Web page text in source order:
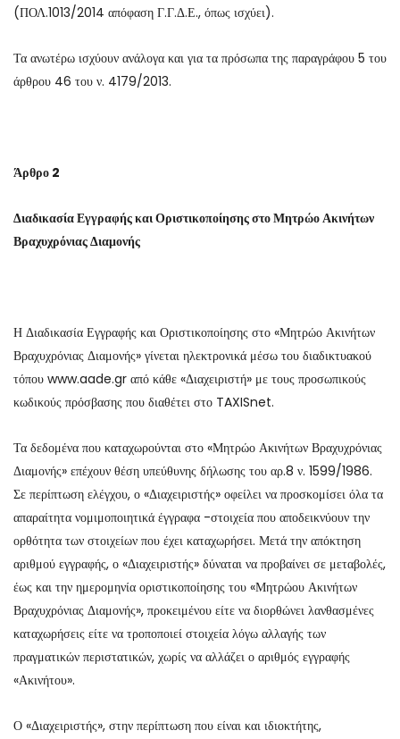
(ΠΟΛ.1013/2014 απόφαση Γ.Γ.Δ.Ε., όπως ισχύει).
Τα ανωτέρω ισχύουν ανάλογα και για τα πρόσωπα της παραγράφου 5 του
άρθρου 46 του ν. 4179/2013.
Άρθρο 2
Διαδικασία Εγγραφής και Οριστικοποίησης στο Μητρώο Ακινήτων
Βραχυχρόνιας Διαμονής
Η Διαδικασία Εγγραφής και Οριστικοποίησης στο «Μητρώο Ακινήτων
Βραχυχρόνιας Διαμονής» γίνεται ηλεκτρονικά μέσω του διαδικτυακού
τόπου www.aade.gr από κάθε «Διαχειριστή» με τους προσωπικούς
κωδικούς πρόσβασης που διαθέτει στο TAXISnet.
Τα δεδομένα που καταχωρούνται στο «Μητρώο Ακινήτων Βραχυχρόνιας
Διαμονής» επέχουν θέση υπεύθυνης δήλωσης του αρ.8 ν. 1599/1986.
Σε περίπτωση ελέγχου, ο «Διαχειριστής» οφείλει να προσκομίσει όλα τα
απαραίτητα νομιμοποιητικά έγγραφα -στοιχεία που αποδεικνύουν την
ορθότητα των στοιχείων που έχει καταχωρήσει. Μετά την απόκτηση
αριθμού εγγραφής, ο «Διαχειριστής» δύναται να προβαίνει σε μεταβολές,
έως και την ημερομηνία οριστικοποίησης του «Μητρώου Ακινήτων
Βραχυχρόνιας Διαμονής», προκειμένου είτε να διορθώνει λανθασμένες
καταχωρήσεις είτε να τροποποιεί στοιχεία λόγω αλλαγής των
πραγματικών περιστατικών, χωρίς να αλλάζει ο αριθμός εγγραφής
«Ακινήτου».
Ο «Διαχειριστής», στην περίπτωση που είναι και ιδιοκτήτης,